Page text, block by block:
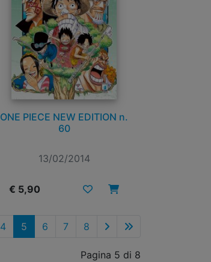
ONE PIECE NEW EDITION n.
60
13/02/2014
€ 5,90
4 5 6 7 8
Pagina 5 di 8